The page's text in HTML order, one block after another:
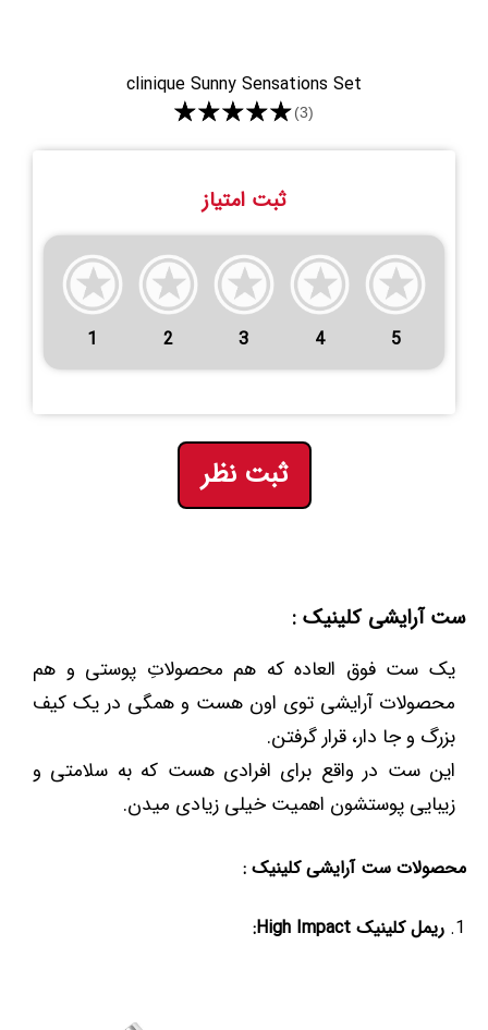
clinique Sunny Sensations Set
★★★★★(3)
ثبت امتیاز
1 2 3 4 5
ثبت نظر
ست آرایشی کلینیک :
یک ست فوق العاده که هم محصولاتِ پوستی و هم
محصولات آرایشی توی اون هست و همگی در یک کیف
بزرگ و جا دار، قرار گرفتن.
این ست در واقع برای افرادی هست که به سلامتی و
زیبایی پوستشون اهمیت خیلی زیادی میدن.
محصولات ست آرایشی کلینیک :
ریمل کلینیک High Impact: